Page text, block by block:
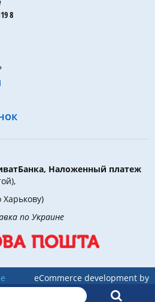
8
Наложенный платеж
Харькову)
по Украине
и
eCommerce development by